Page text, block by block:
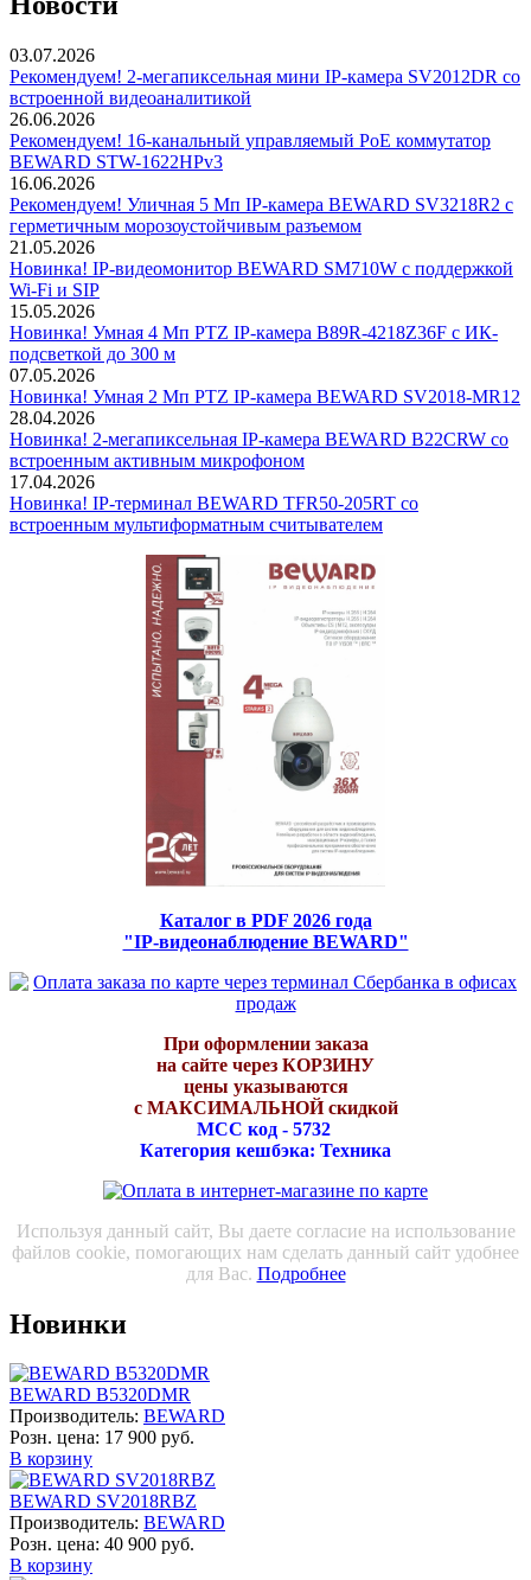
03.07.2026
Рекомендуем! 2-мегапиксельная мини IP-камера SV2012DR со
встроенной видеоаналитикой
26.06.2026
Рекомендуем! 16-канальный управляемый PoE коммутатор
BEWARD STW-1622HPv3
16.06.2026
Рекомендуем! Уличная 5 Мп IP-камера BEWARD SV3218R2 с
герметичным морозоустойчивым разъемом
21.05.2026
Новинка! IP-видеомонитор BEWARD SM710W с поддержкой
Wi-Fi и SIP
15.05.2026
Новинка! Умная 4 Мп PTZ IP-камера B89R-4218Z36F с ИК-
подсветкой до 300 м
07.05.2026
Новинка! Умная 2 Мп PTZ IP-камера BEWARD SV2018-MR12
28.04.2026
Новинка! 2-мегапиксельная IP-камера BEWARD B22CRW со
встроенным активным микрофоном
17.04.2026
Новинка! IP-терминал BEWARD TFR50-205RT со
встроенным мультиформатным считывателем
Каталог в PDF 2026 года
"IP-видеонаблюдение BEWARD"
При оформлении заказа
на сайте через КОРЗИНУ
цены указываются
с МАКСИМАЛЬНОЙ скидкой
МСС код - 5732
Категория кешбэка: Техника
Используя данный сайт, Вы даете согласие на использование
файлов cookie, помогающих нам сделать данный сайт удобнее
для Вас. Подробнее
Новинки
BEWARD B5320DMR
Производитель: BEWARD
Розн. цена: 17 900 руб.
В корзину
BEWARD SV2018RBZ
Производитель: BEWARD
Розн. цена: 40 900 руб.
В корзину